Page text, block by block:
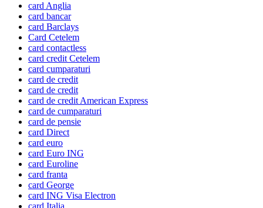
card Anglia
card bancar
card Barclays
Card Cetelem
card contactless
card credit Cetelem
card cumparaturi
card de credit
card de credit
card de credit American Express
card de cumparaturi
card de pensie
card Direct
card euro
card Euro ING
card Euroline
card franta
card George
card ING Visa Electron